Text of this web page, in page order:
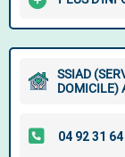
SSIAD
DOMICILE)